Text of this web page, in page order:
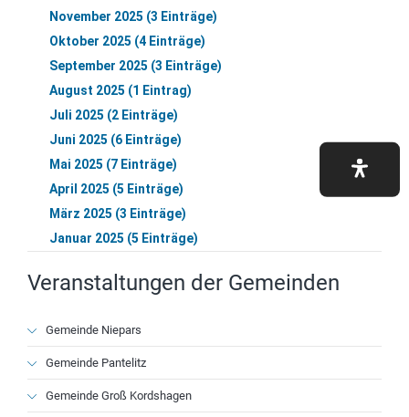
November 2025 (3 Einträge)
Oktober 2025 (4 Einträge)
September 2025 (3 Einträge)
August 2025 (1 Eintrag)
Juli 2025 (2 Einträge)
Juni 2025 (6 Einträge)
Mai 2025 (7 Einträge)
April 2025 (5 Einträge)
März 2025 (3 Einträge)
Januar 2025 (5 Einträge)
Veranstaltungen der Gemeinden
Navigation
überspringen
Gemeinde Niepars
Gemeinde Pantelitz
Gemeinde Groß Kordshagen